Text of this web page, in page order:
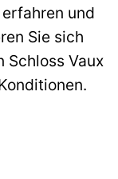
und
Sie sich
Schloss Vaux